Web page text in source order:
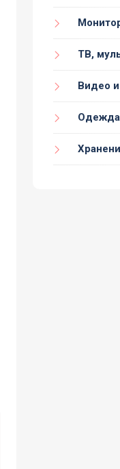
ТВ,
Видео
Одежда